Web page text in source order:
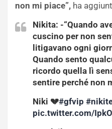
non mi piace”, ha
Nikita: -“Quando
cuscino per non
litigavano ogni
Quando sento
ricordo quella lì
sentire perché non
Niki 💔#gfvip
pic.twitter.com/